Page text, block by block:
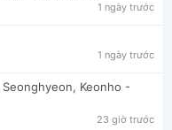
1 ngày trước
1 ngày trước
Keonho -
23 giờ trước